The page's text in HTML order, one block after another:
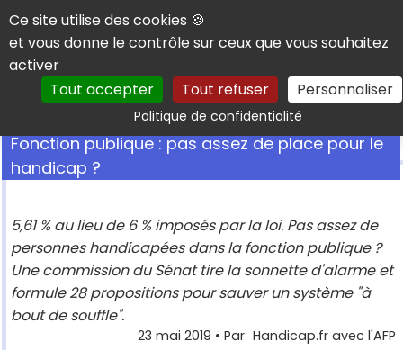
Panneau de gestion des cookies
Ce site utilise des cookies 🍪
et vous donne le contrôle sur ceux que vous souhaitez
activer
Tout accepter
Tout refuser Personnaliser
Politique de confidentialitéRechercher
Fonction publique : pas assez de place pour le
handicap ?
5,61 % au lieu de 6 % imposés par la loi. Pas assez de
personnes handicapées dans la fonction publique ?
Une commission du Sénat tire la sonnette d'alarme et
formule 28 propositions pour sauver un système "à
bout de souffle".
23 mai 2019 • Par Handicap.fr avec l'AFP